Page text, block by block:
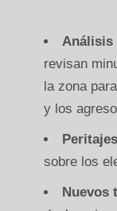
Análisis
revisan
la zona
y los
sobre los
Nuevos